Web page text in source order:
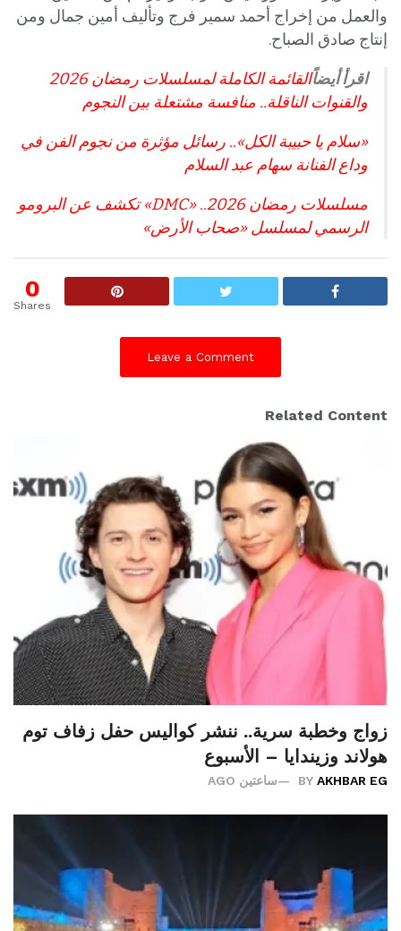
والعمل من إخراج أحمد سمير فرج وتأليف أمين جمال ومن
إنتاج صادق الصباح.
اقرأ أيضاً
القائمة الكاملة لمسلسلات رمضان 2026
والقنوات الناقلة.. منافسة مشتعلة بين النجوم
«سلام يا حبيبة الكل».. رسائل مؤثرة من نجوم الفن في
وداع الفنانة سهام عبد السلام
مسلسلات رمضان 2026.. «DMC» تكشف عن البرومو
الرسمي لمسلسل «صحاب الأرض»
0
Shares
Leave a Comment
Related Content
زواج وخطبة سرية.. ننشر كواليس حفل زفاف توم
هولاند وزيندايا – الأسبوع
BY AKHBAR EG ساعتين AGO